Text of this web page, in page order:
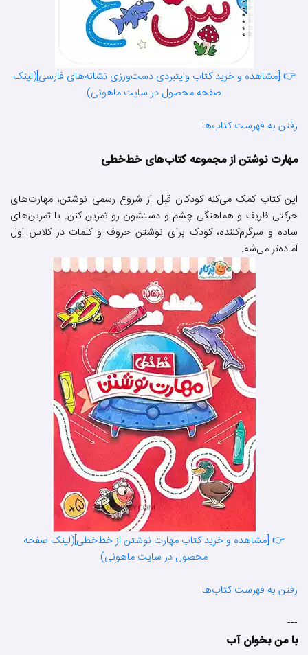
👉 [مشاهده و خرید کتاب وایتبردی دست‌ورزی نشانه‌های فارسی](لینک
صفحه محصول در سایت ماهونی)
رفتن به فهرست کتاب‌ها
مهارت نوشتن از مجموعه کتاب‌های خط‌خطی
این کتاب کمک می‌کنه کودکان قبل از شروع رسمی نوشتن، مهارت‌های
حرکتی ظریف و هماهنگی چشم و دستشون رو تمرین کنن. با تمرین‌های
ساده و سرگرم‌کننده، کودک برای نوشتن حروف و کلمات در کلاس اول
آماده‌تر می‌شه.
👉 [مشاهده و خرید کتاب مهارت نوشتن از خط‌خطی](لینک صفحه
محصول در سایت ماهونی)
رفتن به فهرست کتاب‌ها
---
با من بخوان آب